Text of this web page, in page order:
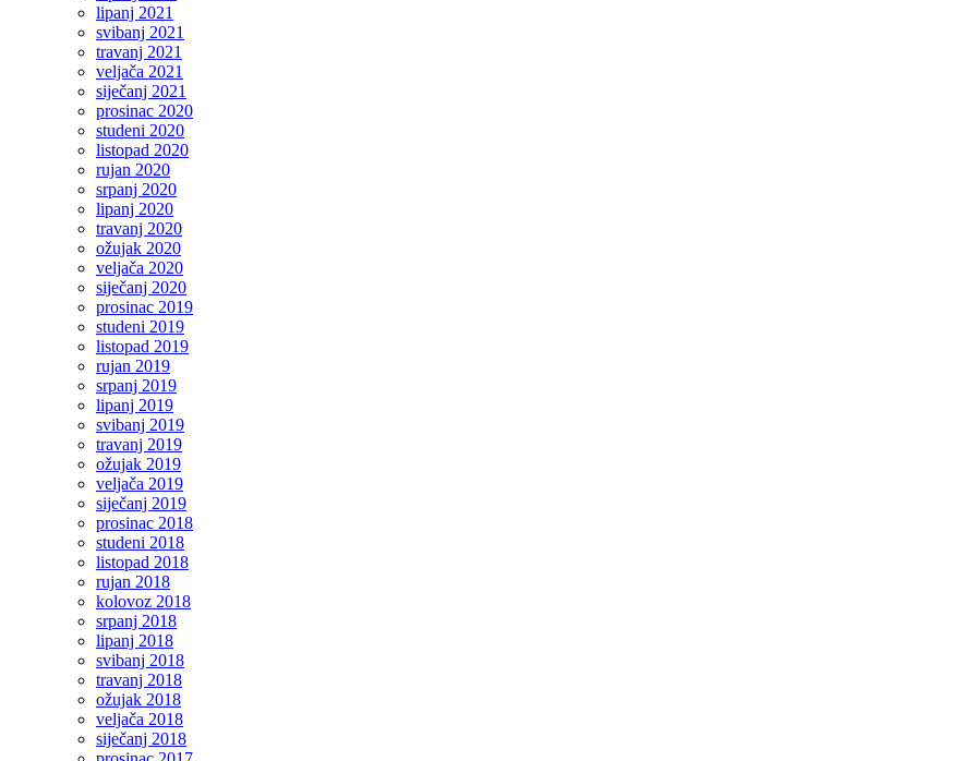
lipanj 2021
svibanj 2021
travanj 2021
veljača 2021
siječanj 2021
prosinac 2020
studeni 2020
listopad 2020
rujan 2020
srpanj 2020
lipanj 2020
travanj 2020
ožujak 2020
veljača 2020
siječanj 2020
prosinac 2019
studeni 2019
listopad 2019
rujan 2019
srpanj 2019
lipanj 2019
svibanj 2019
travanj 2019
ožujak 2019
veljača 2019
siječanj 2019
prosinac 2018
studeni 2018
listopad 2018
rujan 2018
kolovoz 2018
srpanj 2018
lipanj 2018
svibanj 2018
travanj 2018
ožujak 2018
veljača 2018
siječanj 2018